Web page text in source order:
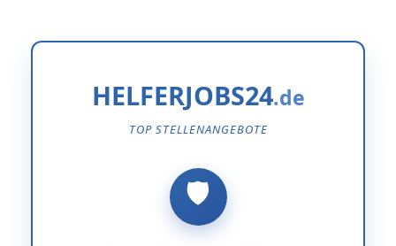
HELFERJOBS24
TOP STELLENANGEBOTE